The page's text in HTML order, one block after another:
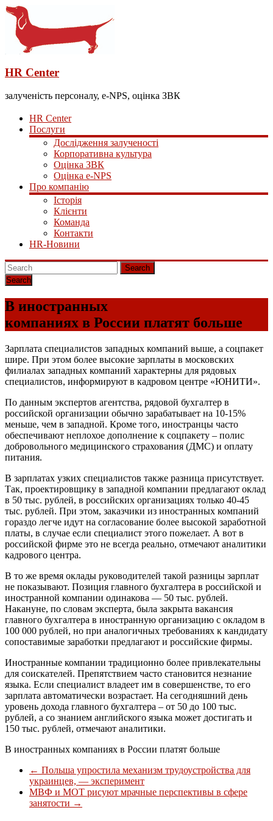
HR Center
залученість персоналу, e-NPS, оцінка ЗВК
HR Center
Послуги
Дослідження залученості
Корпоративна культура
Оцінка ЗВК
Оцінка e-NPS
Про компанію
Історія
Клієнти
Команда
Контакти
HR-Новини
Search
В иностранных
компаниях в России платят больше
Зарплата специалистов западных компаний выше, а соцпакет
шире. При этом более высокие зарплаты в московских
филиалах западных компаний характерны для рядовых
специалистов, информируют в кадровом центре «ЮНИТИ».
По данным экспертов агентства, рядовой бухгалтер в
российской организации обычно зарабатывает на 10-15%
меньше, чем в западной. Кроме того, иностранцы часто
обеспечивают неплохое дополнение к соцпакету – полис
добровольного медицинского страхования (ДМС) и оплату
питания.
В зарплатах узких специалистов также разница присутствует.
Так, проектировщику в западной компании предлагают оклад
в 50 тыс. рублей, в российских организациях только 40-45
тыс. рублей. При этом, заказчики из иностранных компаний
гораздо легче идут на согласование более высокой заработной
платы, в случае если специалист этого пожелает. А вот в
российской фирме это не всегда реально, отмечают аналитики
кадрового центра.
В то же время оклады руководителей такой разницы зарплат
не показывают. Позиция главного бухгалтера в российской и
иностранной компании одинакова — 50 тыс. рублей.
Накануне, по словам эксперта, была закрыта вакансия
главного бухгалтера в иностранную организацию с окладом в
100 000 рублей, но при аналогичных требованиях к кандидату
сопоставимые заработки предлагают и российские фирмы.
Иностранные компании традиционно более привлекательны
для соискателей. Препятствием часто становится незнание
языка. Если специалист владеет им в совершенстве, то его
зарплата автоматически возрастает. На сегодняшний день
уровень дохода главного бухгалтера – от 50 до 100 тыс.
рублей, а со знанием английского языка может достигать и
150 тыс. рублей, отмечают аналитики.
В иностранных компаниях в России платят больше
← Польша упростила механизм трудоустройства для
украинцев, — эксперимент
МВФ и МОТ рисуют мрачные перспективы в сфере
занятости →